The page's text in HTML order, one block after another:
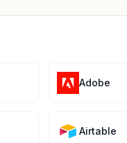
Adobe
Airtable